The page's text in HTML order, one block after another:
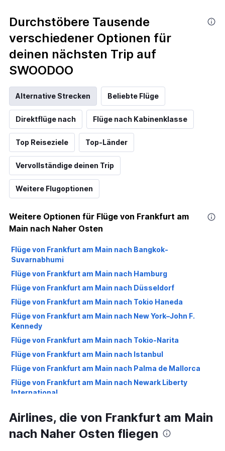
Durchstöbere Tausende
verschiedener Optionen für
deinen nächsten Trip auf
SWOODOO
Alternative Strecken Beliebte Flüge
Direktflüge nach Flüge nach Kabinenklasse
Top Reiseziele Top-Länder
Vervollständige deinen Trip
Weitere Flugoptionen
Weitere Optionen für Flüge von Frankfurt am
Main nach Naher Osten
Flüge von Frankfurt am Main nach Bangkok-
Suvarnabhumi
Flüge von Frankfurt am Main nach Hamburg
Flüge von Frankfurt am Main nach Düsseldorf
Flüge von Frankfurt am Main nach Tokio Haneda
Flüge von Frankfurt am Main nach New York–John F.
Kennedy
Flüge von Frankfurt am Main nach Tokio-Narita
Flüge von Frankfurt am Main nach Istanbul
Flüge von Frankfurt am Main nach Palma de Mallorca
Flüge von Frankfurt am Main nach Newark Liberty
International
Flüge von Frankfurt am Main nach London Gatwick
Flüge von Frankfurt am Main nach Oslo-Gardermoen
Airlines, die von Frankfurt am Main
nach Naher Osten fliegen